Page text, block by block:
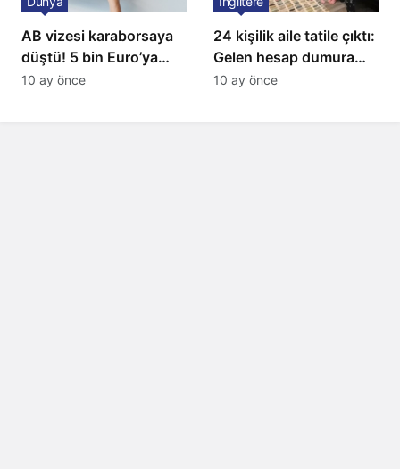
AB vizesi karaborsaya
düştü! 5 bin Euro’ya
varan fiyatlarla
10 ay önce
24 kişilik aile tatile çıktı:
Gelen hesap dumura
uğrattı
10 ay önce